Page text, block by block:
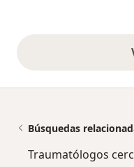
Búsquedas
Traumatólogos